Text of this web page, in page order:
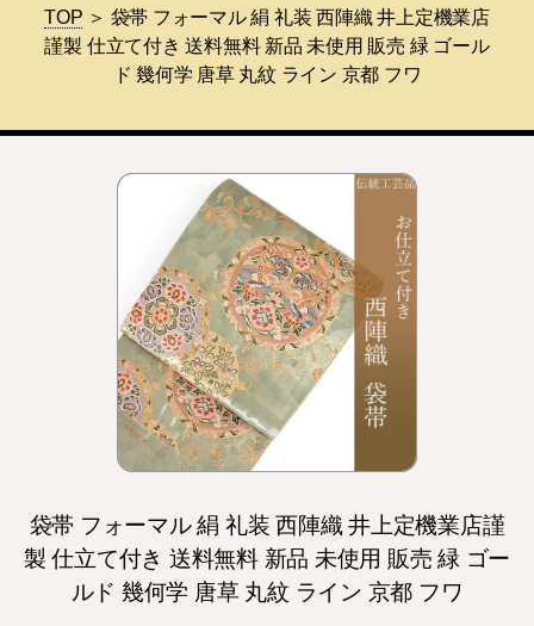
TOP ＞ 袋帯 フォーマル 絹 礼装 西陣織 井上定機業店
謹製 仕立て付き 送料無料 新品 未使用 販売 緑 ゴール
ド 幾何学 唐草 丸紋 ライン 京都 フワ
袋帯 フォーマル 絹 礼装 西陣織 井上定機業店謹
製 仕立て付き 送料無料 新品 未使用 販売 緑 ゴー
ルド 幾何学 唐草 丸紋 ライン 京都 フワ